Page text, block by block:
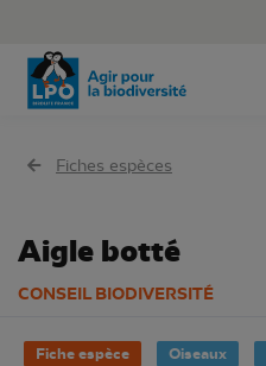
Fiches espèces
Aigle botté
CONSEIL BIODIVERSITÉ
Fiche espèce Oiseaux